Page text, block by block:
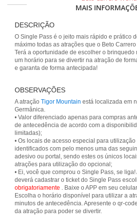
MAIS
DESCRIÇÃO
O Single Pass é o jeito mais rápido e prático
máximo todas as atrações que o Beto
Terá a oportunidade de escolher o
um horário para se divertir na atração de
e garanta de forma antecipada!
OBSERVAÇÕES
A atração Tigor Mountain está localizada em
Germânica.
• Valor diferenciado apenas para compras
de antecedência de acordo com a
limitadas);
• Os locais de acesso especial para
identificados com pelo menos uma das
adesivo ou portal, sendo estes os únicos
atrações para utilização do opcional;
• Ei, você que comprou o Single Pass, se
deverá cadastrar o ticket do Single Pass
obrigatoriamente . Baixe o APP em seu
Escolha o horário disponível para utilizar a
minutos de antecedência. Apresente o qr-
da atração para poder se divertir.